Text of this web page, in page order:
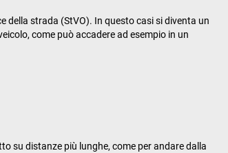
della strada (StVO). In questo casi si diventa un
come può accadere ad esempio in un
su distanze più lunghe, come per andare dalla